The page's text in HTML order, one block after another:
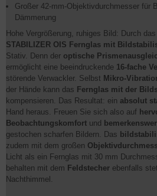
Großer 42-mm-Objektivdurchmesser für
Dämmerung
Hohe Vergrößerung, ruhiges Bild: Durch das
STABILIZER OIS Fernglas mit
Stativ. Denn der optische
ermöglicht eine beeindruckende 16-fache
störende Verwackler. Selbst Mikro-
der Hände kann das Fernglas mit der
kompensieren. Das Resultat: ein absolut
Hand heraus. Freuen Sie sich also auf
Beobachtungskomfort und
gestochen scharfen Bildern. Das
zudem mit dem großen
Licht als ein Fernglas mit 30 mm
behalten mit dem Feldstecher ebenfalls
Nachthimmel.